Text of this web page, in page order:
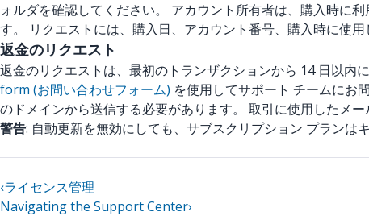
ォルダを確認してください。 アカウント所有者は、購入時に
す。 リクエストには、購入日、アカウント番号、購入時に使用
返金のリクエスト
返金のリクエストは、最初のトランザクションから 14 日以内
form (お問い合わせフォーム) を使用してサポート チームにお
のドメインから送信する必要があります。 取引に使用したメ
警告: 自動更新を無効にしても、サブスクリプション プランは
‹ライセンス管理
Navigating the Support Center›